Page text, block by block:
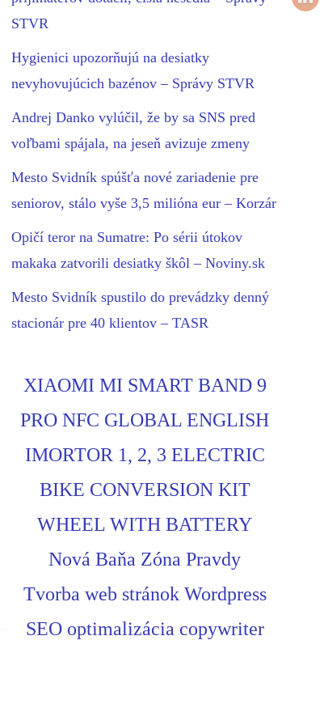
STVR
Hygienici upozorňujú na desiatky
nevyhovujúcich bazénov – Správy STVR
Andrej Danko vylúčil, že by sa SNS pred
voľbami spájala, na jeseň avizuje zmeny
Mesto Svidník spúšťa nové zariadenie pre
seniorov, stálo vyše 3,5 milióna eur – Korzár
Opičí teror na Sumatre: Po sérii útokov
makaka zatvorili desiatky škôl – Noviny.sk
Mesto Svidník spustilo do prevádzky denný
stacionár pre 40 klientov – TASR
XIAOMI MI SMART BAND 9
PRO NFC GLOBAL ENGLISH
IMORTOR 1, 2, 3 ELECTRIC
BIKE CONVERSION KIT
WHEEL WITH BATTERY
Nová Baňa Zóna Pravdy
Tvorba web stránok Wordpress
SEO optimalizácia copywriter